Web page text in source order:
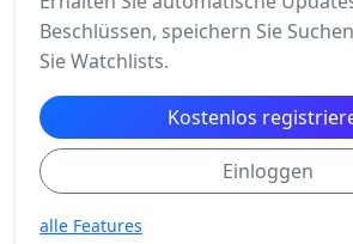
Beschlüssen, speichern Sie
Sie Watchlists.
Kostenlos
Einloggen
alle Features